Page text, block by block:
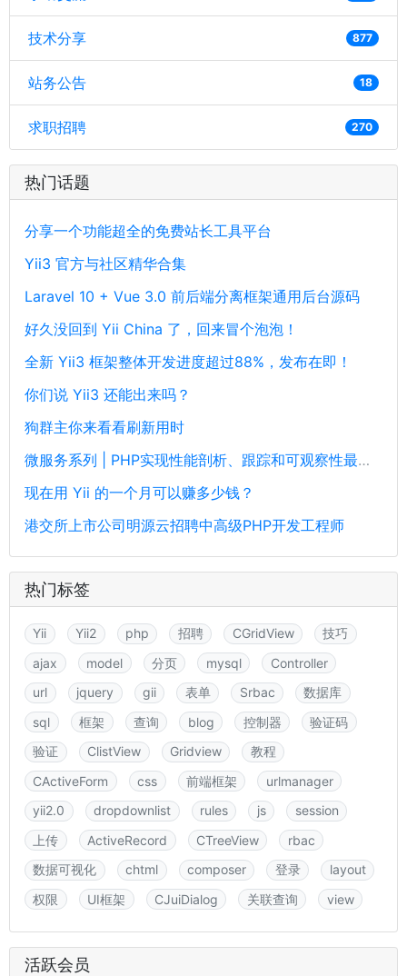
技术分享 877
站务公告 18
求职招聘 270
热门话题
分享一个功能超全的免费站长工具平台
Yii3 官方与社区精华合集
Laravel 10 + Vue 3.0 前后端分离框架通用后台源码
好久没回到 Yii China 了，回来冒个泡泡！
全新 Yii3 框架整体开发进度超过88%，发布在即！
你们说 Yii3 还能出来吗？
狗群主你来看看刷新用时
微服务系列 | PHP实现性能剖析、跟踪和可观察性最佳实践
现在用 Yii 的一个月可以赚多少钱？
港交所上市公司明源云招聘中高级PHP开发工程师
热门标签
Yii Yii2 php 招聘 CGridView
技巧
ajax
model 分页 mysql
Controller
url
jquery gii 表单 Srbac
数据库
sql
框架 查询 blog 控制器
验证码
验证
ClistView Gridview
教程
CActiveForm
css 前端框架
urlmanager
yii2.0
dropdownlist rules js
session
上传
ActiveRecord CTreeView
rbac
数据可视化
chtml composer 登录
layout
权限
UI框架 CJuiDialog 关联查询 view
活跃会员